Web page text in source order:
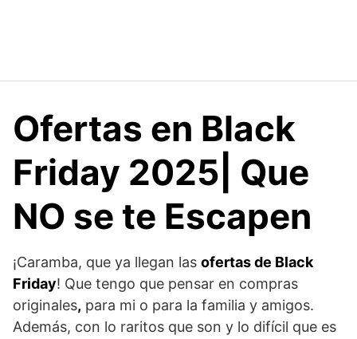
Ofertas en Black
Friday 2025| Que
NO se te Escapen
¡Caramba, que ya llegan las ofertas de Black
Friday! Que tengo que pensar en compras
originales, para mi o para la familia y amigos.
Además, con lo raritos que son y lo difícil que es